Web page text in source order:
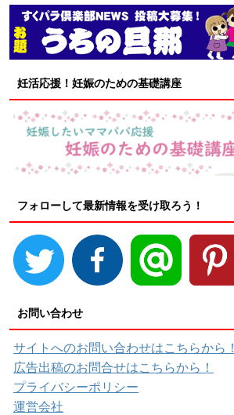
妊活応援！妊娠のための基礎講座
フォローして最新情報を受け取ろう！
お問い合わせ
サイトへのお問い合わせはこちらから！
広告出稿のお問合せはこちらから！
プライバシーポリシー
運営会社